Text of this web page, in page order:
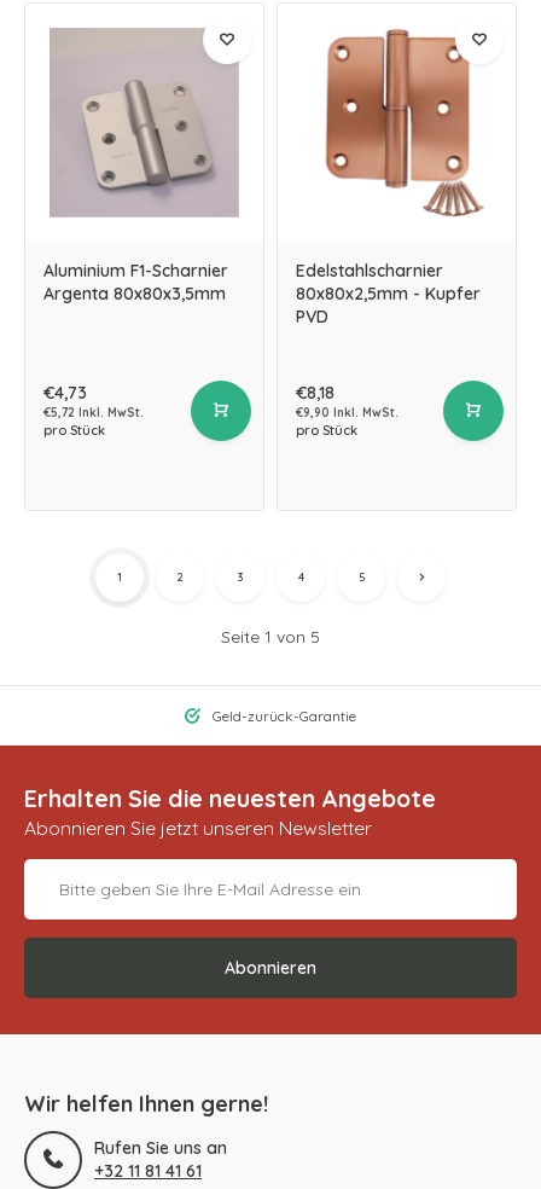
Aluminium F1-Scharnier
Argenta 80x80x3,5mm
€4,73
€5,72 Inkl. MwSt.
pro Stück
Edelstahlscharnier
80x80x2,5mm - Kupfer
PVD
€8,18
€9,90 Inkl. MwSt.
pro Stück
Seite 1 von 5
1 2 3 4 5
Geld-zurück-Garantie
Erhalten Sie die neuesten Angebote
Abonnieren Sie jetzt unseren Newsletter
Abonnieren
Wir helfen Ihnen gerne!
Rufen Sie uns an
+32 11 81 41 61